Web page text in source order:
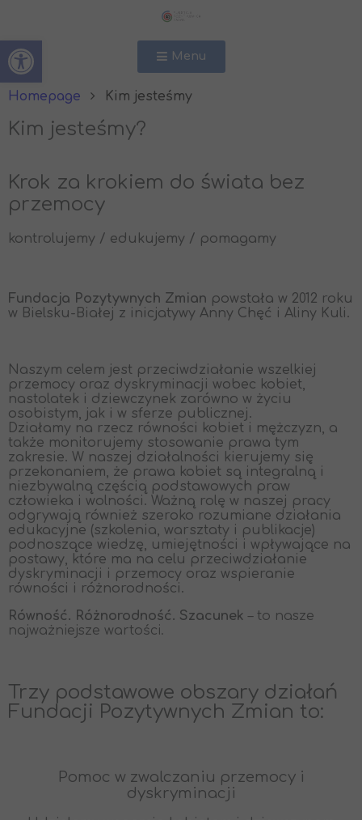
Open toolbar Menu
Homepage Kim jesteśmy
Kim jesteśmy?
Krok za krokiem do świata bez
przemocy
kontrolujemy / edukujemy / pomagamy
Fundacja Pozytywnych Zmian powstała w 2012 roku
w Bielsku-Białej z inicjatywy Anny Chęć i Aliny Kuli.
Naszym celem jest przeciwdziałanie wszelkiej
przemocy oraz dyskryminacji wobec kobiet,
nastolatek i dziewczynek zarówno w życiu
osobistym, jak i w sferze publicznej.
Działamy na rzecz równości kobiet i mężczyzn, a
także monitorujemy stosowanie prawa tym
zakresie. W naszej działalności kierujemy się
przekonaniem, że prawa kobiet są integralną i
niezbywalną częścią podstawowych praw
człowieka i wolności. Ważną rolę w naszej pracy
odgrywają również szeroko rozumiane działania
edukacyjne (szkolenia, warsztaty i publikacje)
podnoszące wiedzę, umiejętności i wpływające na
postawy, które ma na celu przeciwdziałanie
dyskryminacji i przemocy oraz wspieranie
równości i różnorodności.
Równość. Różnorodność. Szacunek – to nasze
najważniejsze wartości.
Trzy podstawowe obszary działań
Fundacji Pozytywnych Zmian to:
Pomoc w zwalczaniu przemocy i
dyskryminacji